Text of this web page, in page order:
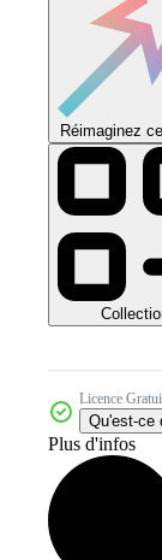
Réimaginez
Licence
Qu'est-ce
Plus d'infos